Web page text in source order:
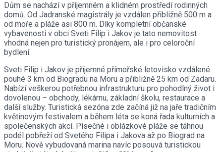
Dům se nachází v příjemném a klidném prostředí rodinných
domů. Od Jadranské magistrály je vzdálen přibližně 500 m a
od moře a pláže asi 800 m. Díky kompletní občanské
vybavenosti v obci Sveti Filip i Jakov je tato nemovitost
vhodná nejen pro turistický pronájem, ale i pro celoroční
bydlení.
Sveti Filip i Jakov je příjemné přímořské letovisko vzdálené
pouhé 3 km od Biogradu na Moru a přibližně 25 km od Zadaru.
Nabízí veškerou potřebnou infrastrukturu pro pohodlný život i
dovolenou – obchody, lékárnu, základní školu, restaurace a
další služby. Turistická sezóna zde začíná již na jaře tradičním
květinovým festivalem a během léta se koná řada kulturních a
společenských akcí. Písečné i oblázkové pláže se táhnou
podél pobřeží od Svetého Filipa i Jakova až po Biograd na
Moru. Nově vybudovaná marina navíc posouvá turistickou